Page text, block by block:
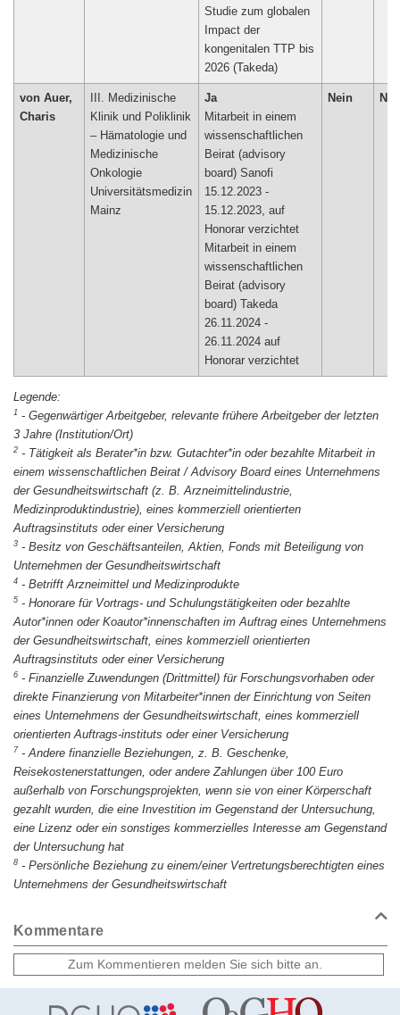
Studie zum globalen
Impact der
kongenitalen TTP bis
von Auer,
Charis
III. Medizinische
Klinik und Poliklinik
– Hämatologie und
Medizinische
Onkologie
Universitätsmedizin
Mainz
Ja
Mitarbeit in einem
wissenschaftlichen
Beirat (advisory
board) Sanofi
15.12.2023 -
15.12.2023, auf
Honorar verzichtet
Mitarbeit in einem
wissenschaftlichen
Beirat (advisory
board) Takeda
26.11.2024 -
26.11.2024 auf
Nein
1 - Gegenwärtiger Arbeitgeber, relevante frühere Arbeitgeber der letzten
3 Jahre (Institution/Ort)
2 - Tätigkeit als Berater*in bzw. Gutachter*in oder bezahlte Mitarbeit in
einem wissenschaftlichen Beirat / Advisory Board eines Unternehmens
der Gesundheitswirtschaft (z. B. Arzneimittelindustrie,
Medizinproduktindustrie), eines kommerziell orientierten
Auftragsinstituts oder einer Versicherung
3 - Besitz von Geschäftsanteilen, Aktien, Fonds mit Beteiligung von
Unternehmen der Gesundheitswirtschaft
4 - Betrifft Arzneimittel und Medizinprodukte
5 - Honorare für Vortrags- und Schulungstätigkeiten oder bezahlte
Autor*innen oder Koautor*innenschaften im Auftrag eines Unternehmens
der Gesundheitswirtschaft, eines kommerziell orientierten
Auftragsinstituts oder einer Versicherung
6 - Finanzielle Zuwendungen (Drittmittel) für Forschungsvorhaben oder
direkte Finanzierung von Mitarbeiter*innen der Einrichtung von Seiten
eines Unternehmens der Gesundheitswirtschaft, eines kommerziell
orientierten Auftrags-instituts oder einer Versicherung
7 - Andere finanzielle Beziehungen, z. B. Geschenke,
Reisekostenerstattungen, oder andere Zahlungen über 100 Euro
außerhalb von Forschungsprojekten, wenn sie von einer Körperschaft
gezahlt wurden, die eine Investition im Gegenstand der Untersuchung,
eine Lizenz oder ein sonstiges kommerzielles Interesse am Gegenstand
der Untersuchung hat
8 - Persönliche Beziehung zu einem/einer Vertretungsberechtigten eines
Unternehmens der Gesundheitswirtschaft
Kommentare